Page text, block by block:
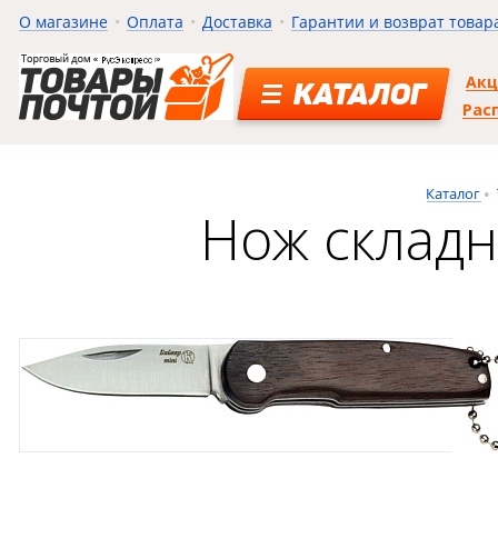
О магазине Оплата Доставка Гарантии и возврат
КАТАЛОГ
Каталог
Нож